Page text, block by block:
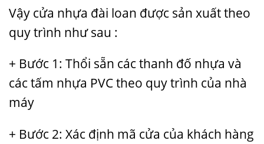
Vậy cửa nhựa đài loan được sản xuất theo
quy trình như sau :
+ Bước 1: Thổi sẵn các thanh đố nhựa và
các tấm nhựa PVC theo quy trình của nhà
máy
+ Bước 2: Xác định mã cửa của khách hàng